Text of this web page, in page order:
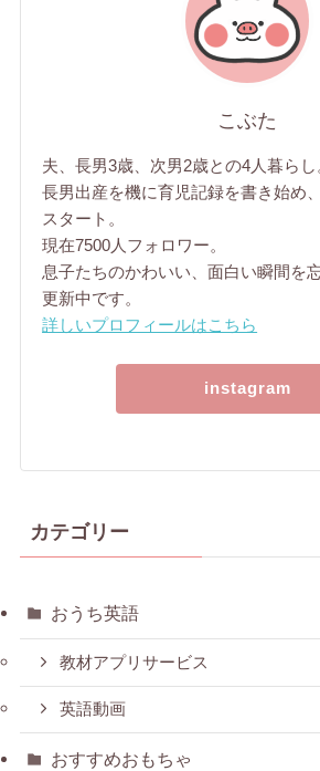
こぶた
夫、長男3歳、次男2歳との4人暮らし
長男出産を機に育児記録を書き始め
スタート。
現在7500人フォロワー。
息子たちのかわいい、面白い瞬間を
更新中です。
詳しいプロフィールはこちら
instagram
カテゴリー
おうち英語
教材アプリサービス
英語動画
おすすめおもちゃ